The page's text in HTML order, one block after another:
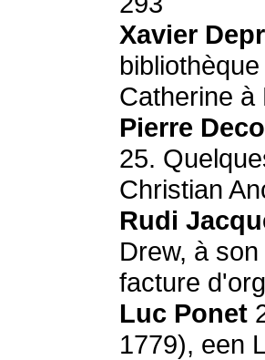
Xavier
Catherine à
Pierre
25.
Christian
Rudi
Drew, à
facture
Luc Ponet
1779), een